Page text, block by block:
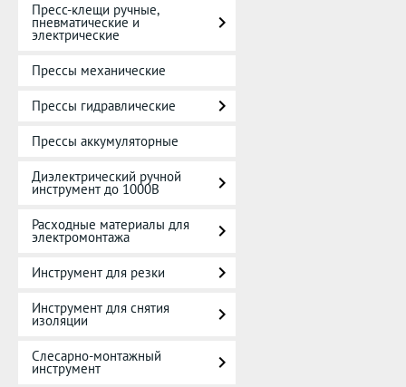
Пресс-клещи ручные,
пневматические и
электрические
Прессы механические
Прессы гидравлические
Прессы аккумуляторные
Диэлектрический ручной
инструмент до 1000В
Расходные материалы для
электромонтажа
Инструмент для резки
Инструмент для снятия
изоляции
Слесарно-монтажный
инструмент